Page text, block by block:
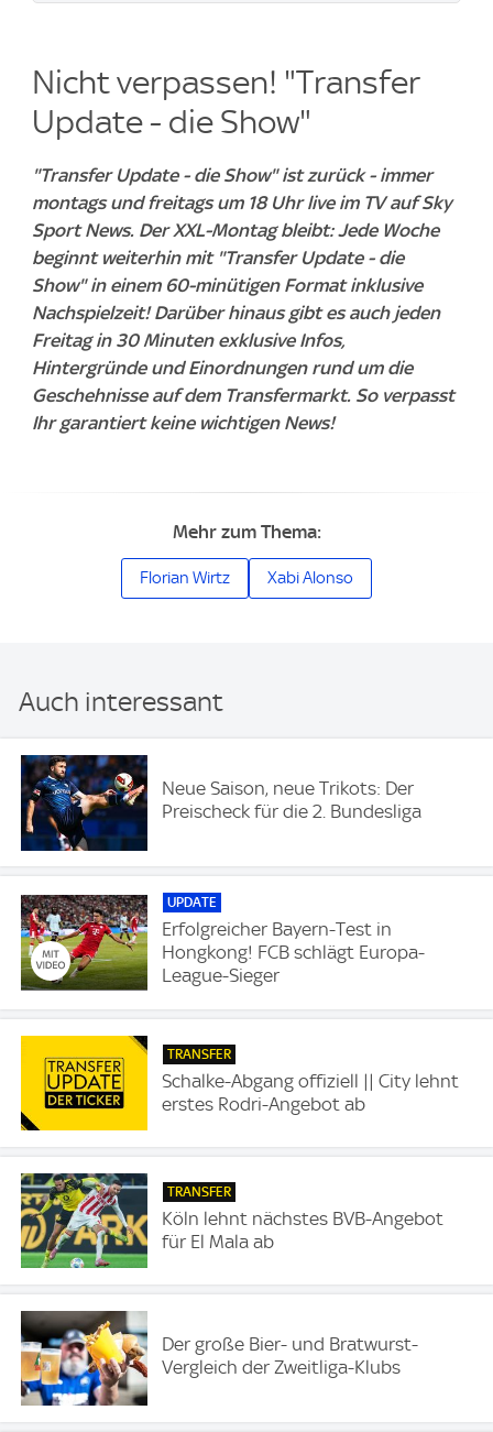
Nicht verpassen! "Transfer
Update - die Show"
"Transfer Update - die Show" ist zurück - immer
montags und freitags um 18 Uhr live im TV auf Sky
Sport News. Der XXL-Montag bleibt: Jede Woche
beginnt weiterhin mit "Transfer Update - die
Show" in einem 60-minütigen Format inklusive
Nachspielzeit! Darüber hinaus gibt es auch jeden
Freitag in 30 Minuten exklusive Infos,
Hintergründe und Einordnungen rund um die
Geschehnisse auf dem Transfermarkt. So verpasst
Ihr garantiert keine wichtigen News!
Mehr zum Thema:
Florian Wirtz Xabi Alonso
Auch interessant
Neue Saison, neue Trikots: Der
Preischeck für die 2. Bundesliga
UPDATE
Erfolgreicher Bayern-Test in
Hongkong! FCB schlägt Europa-
League-Sieger
TRANSFER
Schalke-Abgang offiziell || City lehnt
erstes Rodri-Angebot ab
TRANSFER
Köln lehnt nächstes BVB-Angebot
für El Mala ab
Der große Bier- und Bratwurst-
Vergleich der Zweitliga-Klubs